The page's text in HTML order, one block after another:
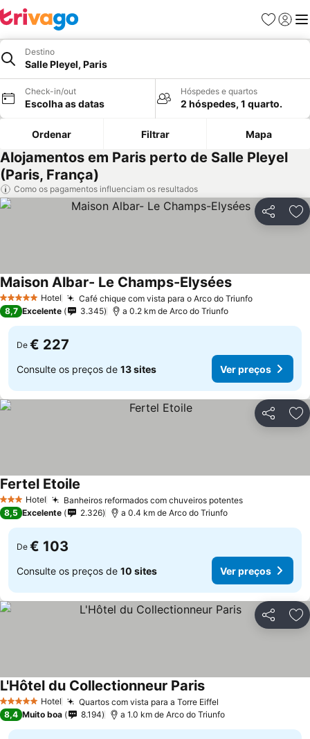
Favoritos
Iniciar
Destino
Salle Pleyel, Paris
Check-in/out
Escolha as datas
Hóspedes e quartos
2 hóspedes, 1 quarto.
Ordenar Filtrar Mapa
Alojamentos em Paris perto de Salle Pleyel
(Paris, França)
Como os pagamentos influenciam os resultados
Partilhar
5 Estrelas Hotel Café chique com vista para o Arco do Triunfo
Maison Albar- Le Champs-Elysées
8,7 Excelente 3.345 a 0.2 km de Arco do Triunfo
De € 227
Consulte os preços de 13 sites Ver preços
Partilhar
3 EstrelasHotel Banheiros reformados com chuveiros potentes
Fertel Etoile
8,5 Excelente 2.326 a 0.4 km de Arco do Triunfo
De € 103
Consulte os preços de 10 sites Ver preços
Partilhar
5 Estrelas Hotel Quartos com vista para a Torre Eiffel
L'Hôtel du Collectionneur Paris
8,4 Muito boa 8.194 a 1.0 km de Arco do Triunfo